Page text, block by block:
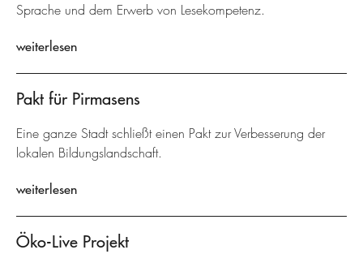
Sprache und dem Erwerb von Lesekompetenz.
weiterlesen
Pakt für Pirmasens
Eine ganze Stadt schließt einen Pakt zur Verbesserung der
lokalen Bildungslandschaft.
weiterlesen
Öko-Live Projekt